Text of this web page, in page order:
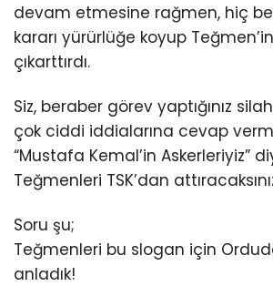
devam etmesine rağmen, hiç
kararı yürürlüğe koyup
çıkarttırdı.
Siz, beraber görev yaptığınız
çok ciddi iddialarına cevap
“Mustafa Kemal’in Askerleriyiz”
Teğmenleri TSK’dan
Soru şu;
Teğmenleri bu slogan için
anladık!